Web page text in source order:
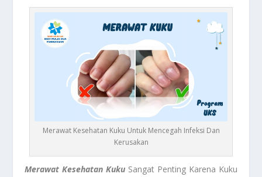
Merawat Kesehatan Kuku Untuk Mencegah Infeksi Dan
Kerusakan
Merawat Kesehatan Kuku Sangat Penting Karena Kuku